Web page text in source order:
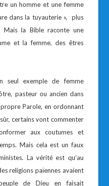
un homme et une femme
dans la tuyauterie », plus
Mais la Bible raconte une
et la femme, des êtres
seul exemple de femme
pasteur ou ancien dans
Parole, en ordonnant
certains vont commenter
aux coutumes et
Mais cela est un faux
La vérité est qu’au
religions païennes avaient
de Dieu en faisait